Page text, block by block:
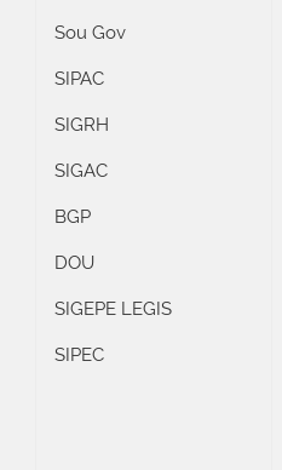
Sou Gov
SIPAC
SIGRH
SIGAC
BGP
DOU
SIGEPE LEGIS
SIPEC